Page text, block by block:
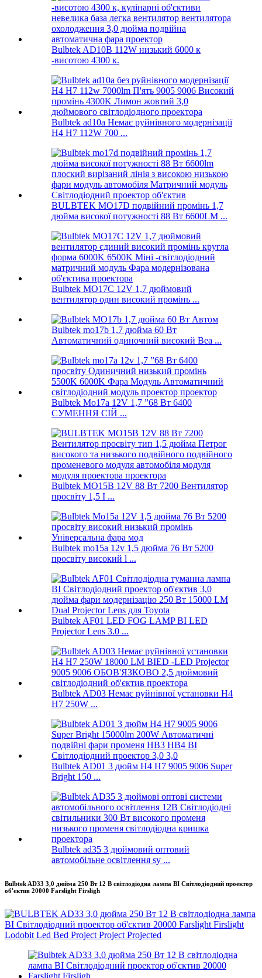
Bulbtek AD10B 112W низький 6000 к
-висотою 4300 к.
Bulbtek ad10a Немає руйнівного модернізації
H4 H7 112W 700 ...
BULBTEK MO17D подвійний промінь 1,7
дюйма високої потужності 88 Вт 6600LM ...
Bulbtek MO17C 12V 1,7 дюймовий
вентилятор один високий промінь ...
Bulbtek mo17b 1,7 дюйма 60 Вт
Автоматичний одиночний високий Bea ...
Bulbtek Mo17a 12V 1,7 ”68 Вт 6400
СУМЕННЯ СІЙ ...
Bulbtek MO15B 12V 88 Вт 7200 Вентилятор
просвіту 1,5 I ...
Bulbtek mo15a 12v 1,5 дюйма 76 Вт 5200
просвіту високий l ...
Bulbtek AF01 LED FOG LAMP BI LED
Projector Lens 3.0 ...
Bulbtek AD03 Немає руйнівної установки H4
H7 250W ...
Bulbtek AD01 3 дюйм H4 H7 9005 9006 Super
Bright 150 ...
Bulbtek ad35 3 дюймовий оптовий
автомобільне освітлення sy ...
Bulbtek AD33 3,0 дюйма 250 Вт 12 В світлодіодна лампа BI Світлодіодний проектор
об'єктив 20000 Farslight Firsligh